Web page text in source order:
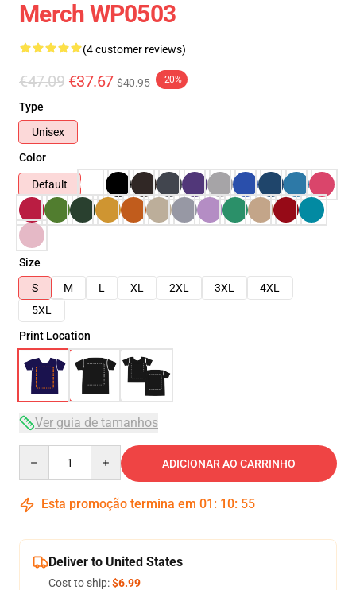
Merch WP0503
(4 customer reviews)
€47.09 €37.67 $40.95 -20%
Type
Unisex
Color
Default
Size
S
M L XL 2XL 3XL
4XL
5XL
Print Location
Ver guia de tamanhos
ADICIONAR AO CARRINHO
Esta promoção termina em 01 : 10: 54
Deliver to United States
Cost to ship:$6.99